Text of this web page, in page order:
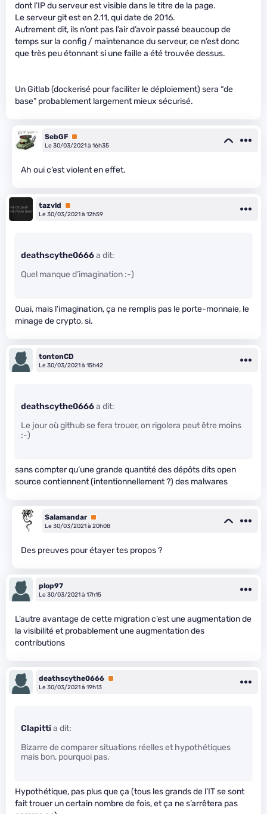
dont l’IP du serveur est visible dans le titre de la page.
Le serveur git est en 2.11, qui date de 2016.
Autrement dit, ils n’ont pas l’air d’avoir passé beaucoup de
temps sur la config / maintenance du serveur, ce n’est donc
que très peu étonnant si une faille a été trouvée dessus.
Un Gitlab (dockerisé pour faciliter le déploiement) sera “de
base” probablement largement mieux sécurisé.
SebGF Premium
Le 30/03/2021 à 16h35
Ah oui c’est violent en effet.
tazvld
Premium
Le 30/03/2021 à 12h59
deathscythe0666a dit:
Quel manque d’imagination :-)
Ouai, mais l’imagination, ça ne remplis pas le porte-monnaie, le
minage de crypto, si.
tontonCD
Le 30/03/2021 à 15h42
deathscythe0666a dit:
Le jour où github se fera trouer, on rigolera peut être moins
;-)
sans compter qu’une grande quantité des dépôts dits open
source contiennent (intentionnellement ?) des malwares
Salamandar Premium
Le 30/03/2021 à 20h08
Des preuves pour étayer tes propos ?
plop97
Le 30/03/2021 à 17h15
L’autre avantage de cette migration c’est une augmentation de
la visibilité et probablement une augmentation des
contributions
deathscythe0666 Premium
Le 30/03/2021 à 19h13
Clapitti a dit:
Bizarre de comparer situations réelles et hypothétiques
mais bon, pourquoi pas.
Hypothétique, pas plus que ça (tous les grands de l’IT se sont
fait trouer un certain nombre de fois, et ça ne s’arrêtera pas